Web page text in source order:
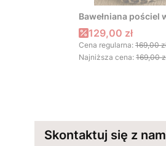
Bawełniana pościel
Cena promocyjna
129,00 zł
Cena regularna: 169,00
Najniższa cena: 169,00
Skontaktuj się z